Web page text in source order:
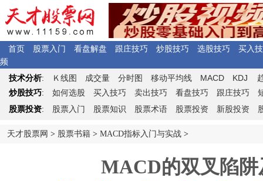
首页 股票入门 看盘解盘 跟庄技巧 炒股技巧 选股技巧
买入
频
技术分析: Ｋ 线图 成交量 分时图 移动平均线 MACD KDJ
炒股技巧: 如何选股 买入技巧 卖出技巧 看盘技巧 跟庄技巧
股票投资: 股票入门 股票知识 股票术语 股票投资 新股投资
天才股票网 > 股票书籍 > MACD指标入门与实战 >
MACD的双叉陷阱